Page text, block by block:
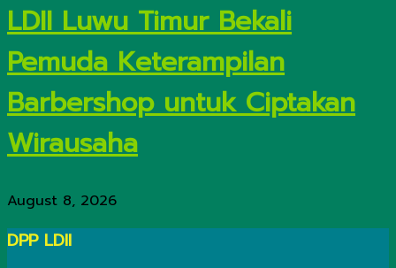
LDII Luwu Timur Bekali
Pemuda Keterampilan
Barbershop untuk Ciptakan
Wirausaha
August 8, 2026
DPP LDII